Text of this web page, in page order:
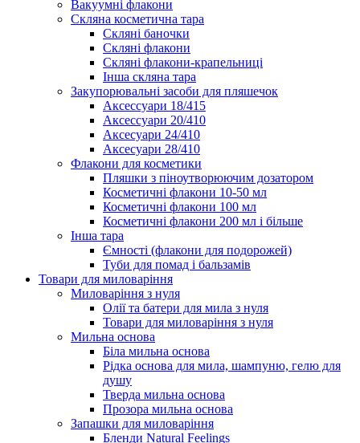
Вакуумні флакони
Скляна косметична тара
Скляні баночки
Скляні флакони
Скляні флакони-крапельниці
Інша скляна тара
Закупорювальні засоби для пляшечок
Аксессуари 18/415
Аксессуари 20/410
Аксесуари 24/410
Аксесуари 28/410
Флакони для косметики
Пляшки з піноутворюючим дозатором
Косметичні флакони 10-50 мл
Косметичні флакони 100 мл
Косметичні флакони 200 мл і більше
Інша тара
Ємності (флакони для подорожей)
Туби для помад і бальзамів
Товари для миловаріння
Миловаріння з нуля
Олії та батери для мила з нуля
Товари для миловаріння з нуля
Мильна основа
Біла мильна основа
Рідка основа для мила, шампуню, гелю для
душу
Тверда мильна основа
Прозора мильна основа
Запашки для миловаріння
Бленди Natural Feelings